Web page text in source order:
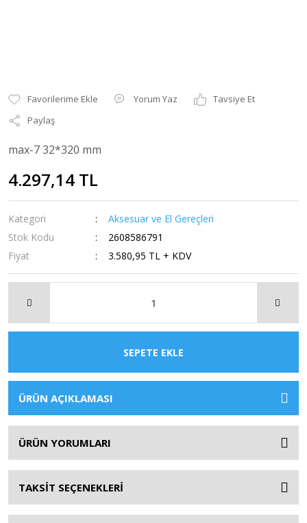
Yorum Yaz
Tavsiye Et
Paylaş
max-7 32*320 mm
4.297,14 TL
Kategori
Aksesuar ve El Gereçleri
Stok Kodu
2608586791
Fiyat
3.580,95 TL + KDV
SEPETE EKLE
ÜRÜN AÇIKLAMASI
ÜRÜN YORUMLARI
TAKSİT SEÇENEKLERİ